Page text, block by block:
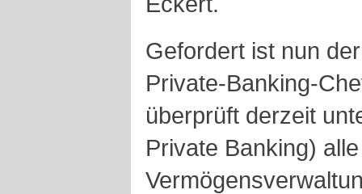
Gefordert ist nun
Private-Banking-
überprüft derzeit
Private Banking)